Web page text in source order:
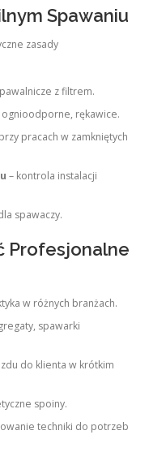
Spawaniu
zasady
z filtrem.
rękawice.
pracach w zamkniętych
– kontrola instalacji
spawaczy.
Profesjonalne
w różnych branżach.
spawarki
do klienta w krótkim
spoiny.
techniki do potrzeb